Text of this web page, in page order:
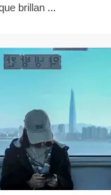
brillan ...